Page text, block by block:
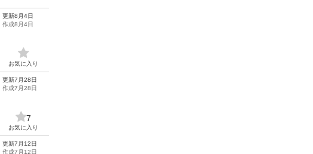
更新8月4日
作成8月4日
お気に入り
更新7月28日
作成7月28日
7
お気に入り
更新7月12日
作成7月12日